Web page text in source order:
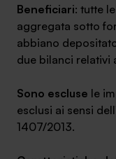
Beneficiari: tutte
aggregata sotto
abbiano
due bilanci relativi
Sono escluse le
esclusi ai sensi
1407/2013.